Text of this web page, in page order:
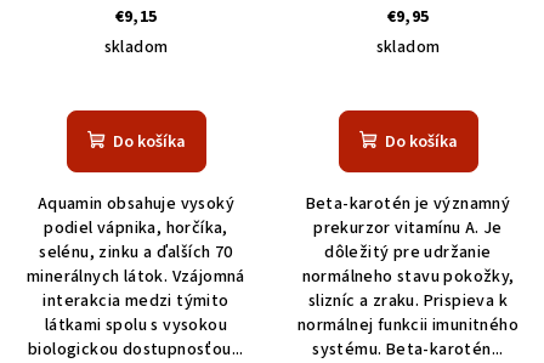
€9,15
skladom
Do košíka
Aquamin obsahuje vysoký
podiel vápnika, horčíka,
selénu, zinku a ďalších 70
minerálnych látok. Vzájomná
interakcia medzi týmito
látkami spolu s vysokou
biologickou dostupnosťou...
€9,95
skladom
Do košíka
Beta-karotén je významný
prekurzor vitamínu A. Je
dôležitý pre udržanie
normálneho stavu pokožky,
slizníc a zraku. Prispieva k
normálnej funkcii imunitného
systému. Beta-karotén...